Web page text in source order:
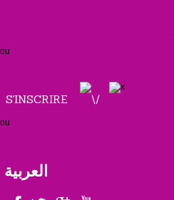
ou
S'INSCRIRE
ou
العربية